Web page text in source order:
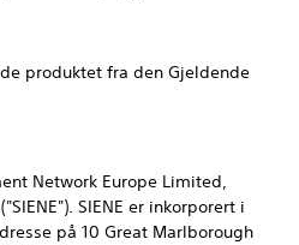
fra den Gjeldende
Network Europe Limited,
SIENE er inkorporert i
på 10 Great Marlborough